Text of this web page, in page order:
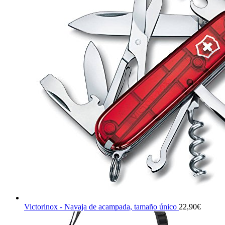
Victorinox - Navaja de acampada, tamaño único 22,90€